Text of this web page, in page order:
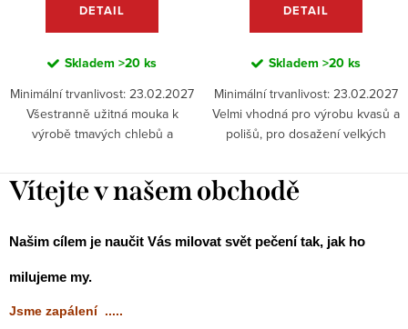
DETAIL
Skladem >20 ks
Minimální trvanlivost: 23.02.2027
Všestranně užitná mouka k
výrobě tmavých chlebů a
DETAIL
Skladem >20 ks
Minimální trvanlivost: 23.02.2027
Velmi vhodná pro výrobu kvasů a
polišů, pro dosažení velkých
Vítejte v našem obchodě
Našim cílem je naučit Vás milovat svět pečení tak, jak ho
milujeme my.
Jsme zapálení .....